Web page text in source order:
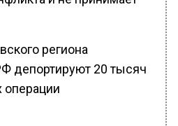
региона
депортируют 20 тысяч
операции